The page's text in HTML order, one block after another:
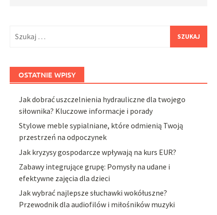
OSTATNIE WPISY
Jak dobrać uszczelnienia hydrauliczne dla twojego
siłownika? Kluczowe informacje i porady
Stylowe meble sypialniane, które odmienią Twoją
przestrzeń na odpoczynek
Jak kryzysy gospodarcze wpływają na kurs EUR?
Zabawy integrujące grupę: Pomysły na udane i
efektywne zajęcia dla dzieci
Jak wybrać najlepsze słuchawki wokółuszne?
Przewodnik dla audiofilów i miłośników muzyki